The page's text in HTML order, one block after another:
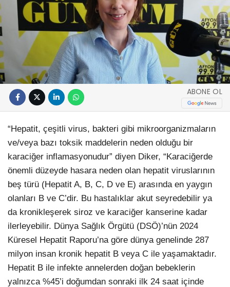
ABONE OL
“Hepatit, çeşitli virus, bakteri gibi mikroorganizmaların
ve/veya bazı toksik maddelerin neden olduğu bir
karaciğer inflamasyonudur” diyen Diker, “Karaciğerde
önemli düzeyde hasara neden olan hepatit viruslarının
beş türü (Hepatit A, B, C, D ve E) arasında en yaygın
olanları B ve C’dir. Bu hastalıklar akut seyredebilir ya
da kronikleşerek siroz ve karaciğer kanserine kadar
ilerleyebilir. Dünya Sağlık Örgütü (DSÖ)’nün 2024
Küresel Hepatit Raporu’na göre dünya genelinde 287
milyon insan kronik hepatit B veya C ile yaşamaktadır.
Hepatit B ile infekte annelerden doğan bebeklerin
yalnızca %45’i doğumdan sonraki ilk 24 saat içinde